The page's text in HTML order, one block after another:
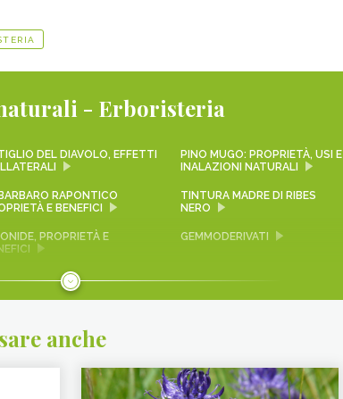
- Erboristeria
DEL DIAVOLO, EFFETTI
PINO MUGO: PROPRIETÀ, USI E
INALAZIONI NATURALI
RAPONTICO
E BENEFICI
TINTURA MADRE DI RIBES
NERO
PROPRIETÀ E
GEMMODERIVATI
PIMPINELLA
PER COMBATTERE
CUTANEO -
NATURALI.IT
anche